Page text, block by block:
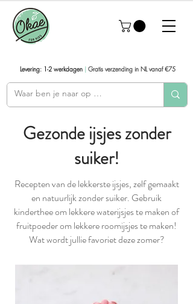
Levering: 1-2 werkdagen | Gratis verzending in NL vanaf €75
Gezonde ijsjes zonder
suiker!
Recepten van de lekkerste ijsjes, zelf gemaakt
en natuurlijk zonder suiker. Gebruik
kinderthee om lekkere waterijsjes te maken of
fruitpoeder om lekkere roomijsjes te maken!
Wat wordt jullie favoriet deze zomer?